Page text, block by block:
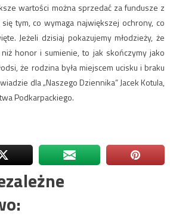
wartości można sprzedać za fundusze z
tym, co wymaga największej ochrony, co
Jeżeli dzisiaj pokazujemy młodzieży, że
honor i sumienie, to jak skończymy jako
że rodzina była miejscem ucisku i braku
dla „Naszego Dziennika” Jacek Kotula,
Podkarpackiego.